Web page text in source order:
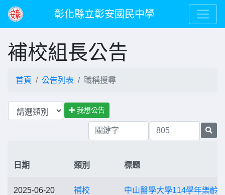
彰化縣立彰安國民中學
補校組長公告
首頁 公告列表 職稱搜尋
我想公告
日期 類別 標題
2025-06-20 補校
中山醫學大學114學年樂齡